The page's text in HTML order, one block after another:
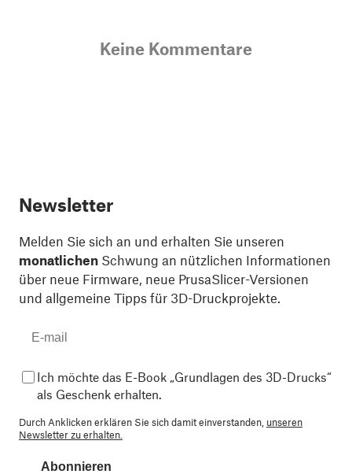
Keine Kommentare
Newsletter
Melden Sie sich an und erhalten Sie unseren
monatlichen Schwung an nützlichen Informationen
über neue Firmware, neue PrusaSlicer-Versionen
und allgemeine Tipps für 3D-Druckprojekte.
Ich möchte das E-Book „Grundlagen des 3D-Drucks“
als Geschenk erhalten.
Durch Anklicken erklären Sie sich damit einverstanden, unseren
Newsletter zu erhalten.
Abonnieren